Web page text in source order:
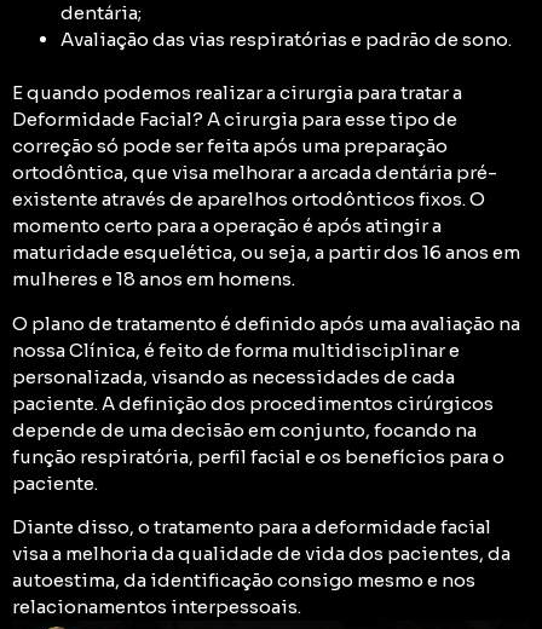
dentária;
Avaliação das vias respiratórias e padrão de sono.
E quando podemos realizar a cirurgia para tratar a
Deformidade Facial? A cirurgia para esse tipo de
correção só pode ser feita após uma preparação
ortodôntica, que visa melhorar a arcada dentária pré-
existente através de aparelhos ortodônticos fixos. O
momento certo para a operação é após atingir a
maturidade esquelética, ou seja, a partir dos 16 anos em
mulheres e 18 anos em homens.
O plano de tratamento é definido após uma avaliação na
nossa Clínica, é feito de forma multidisciplinar e
personalizada, visando as necessidades de cada
paciente. A definição dos procedimentos cirúrgicos
depende de uma decisão em conjunto, focando na
função respiratória, perfil facial e os benefícios para o
paciente.
Diante disso, o tratamento para a deformidade facial
visa a melhoria da qualidade de vida dos pacientes, da
autoestima, da identificação consigo mesmo e nos
relacionamentos interpessoais.